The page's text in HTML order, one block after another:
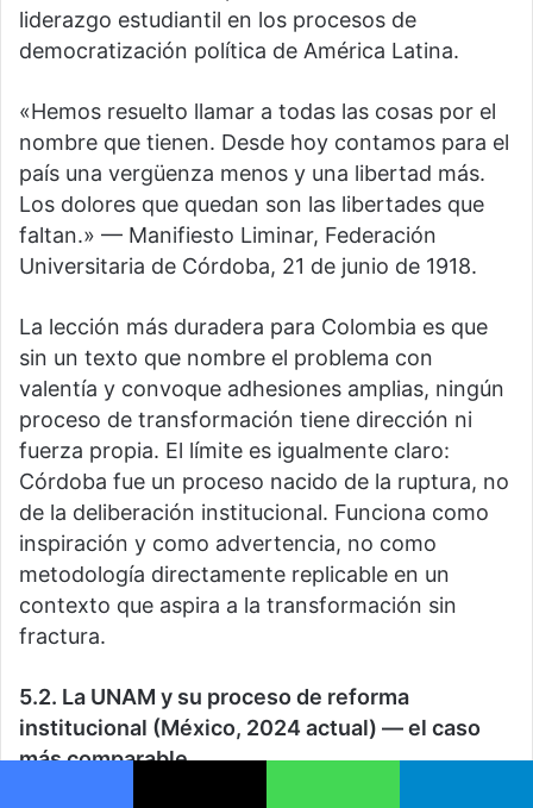
liderazgo estudiantil en los procesos de
democratización política de América Latina.
«Hemos resuelto llamar a todas las cosas por el
nombre que tienen. Desde hoy contamos para el
país una vergüenza menos y una libertad más.
Los dolores que quedan son las libertades que
faltan.» — Manifiesto Liminar, Federación
Universitaria de Córdoba, 21 de junio de 1918.
La lección más duradera para Colombia es que
sin un texto que nombre el problema con
valentía y convoque adhesiones amplias, ningún
proceso de transformación tiene dirección ni
fuerza propia. El límite es igualmente claro:
Córdoba fue un proceso nacido de la ruptura, no
de la deliberación institucional. Funciona como
inspiración y como advertencia, no como
metodología directamente replicable en un
contexto que aspira a la transformación sin
fractura.
5.2. La UNAM y su proceso de reforma
institucional (México, 2024 actual) — el caso
más comparable